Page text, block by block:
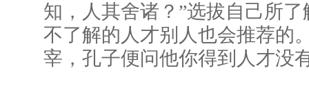
知，人其舍诸？”选拔自己所
不了解的人才别人也会推荐的
宰，孔子便问他你得到人才没